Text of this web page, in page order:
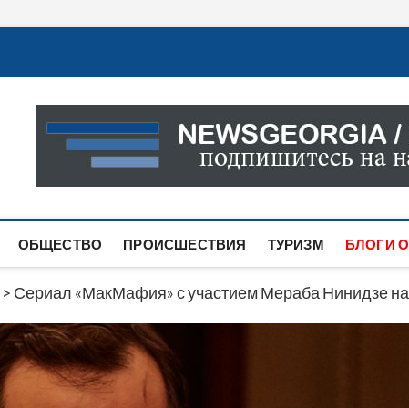
Новости Грузии
САМАЯ АКТУАЛЬНАЯ ИНФОРМАЦИЯ О СОБЫТИЯХ
САЙТЕ ВЫ НАЙДЕТЕ НОВОСТИ ПОЛИТИКИ,
ОБЩЕСТВО ПРОИСШЕСТВИЯ ТУРИЗМ БЛОГИ
> Сериал «МакМафия» с участием Мераба Нинидзе